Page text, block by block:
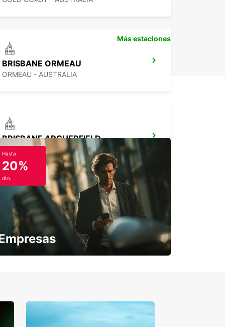
BRISBANE ORMEAU
ORMEAU - AUSTRALIA
BRISBANE ARCHERFIELD
ARCHERFIELD - AUSTRALIA
Más estaciones
Hasta
20%
dto.